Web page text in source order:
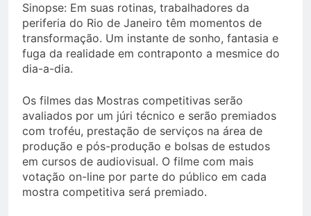
Sinopse: Em suas rotinas, trabalhadores da
periferia do Rio de Janeiro têm momentos de
transformação. Um instante de sonho, fantasia e
fuga da realidade em contraponto a mesmice do
dia-a-dia.
Os filmes das Mostras competitivas serão
avaliados por um júri técnico e serão premiados
com troféu, prestação de serviços na área de
produção e pós-produção e bolsas de estudos
em cursos de audiovisual. O filme com mais
votação on-line por parte do público em cada
mostra competitiva será premiado.